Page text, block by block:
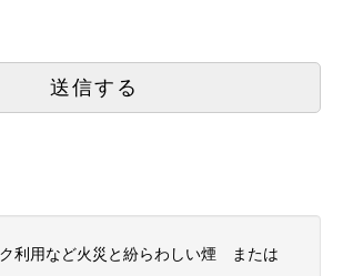
利用など火災と紛らわしい煙 または